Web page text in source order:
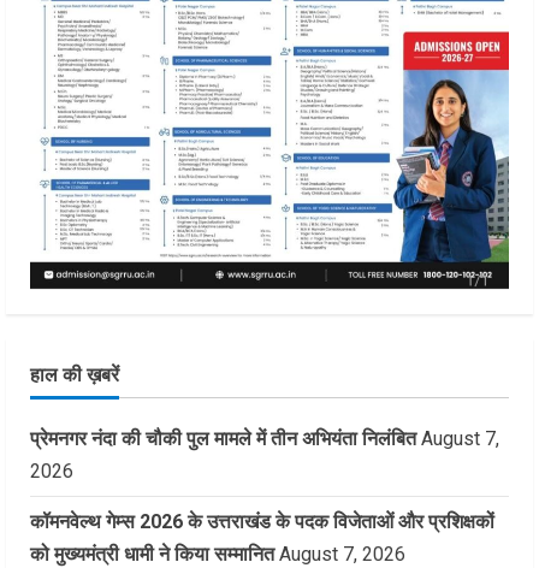
हाल की ख़बरें
प्रेमनगर नंदा की चौकी पुल मामले में तीन अभियंता निलंबित August 7,
2026
कॉमनवेल्थ गेम्स 2026 के उत्तराखंड के पदक विजेताओं और प्रशिक्षकों
को मुख्यमंत्री धामी ने किया सम्मानित August 7, 2026